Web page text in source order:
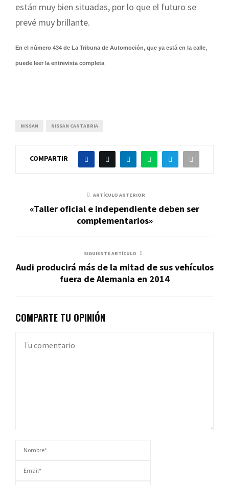
están muy bien situadas, por lo que el futuro se
prevé muy brillante.
En el número 434 de La Tribuna de Automoción, que ya está en la calle,
puede leer la entrevista completa
NISSAN NISSAN CANTABRIA
COMPARTIR
ARTÍCULO ANTERIOR
«Taller oficial e independiente deben ser
complementarios»
SIGUIENTE ARTÍCULO
Audi producirá más de la mitad de sus vehículos
fuera de Alemania en 2014
COMPARTE TU OPINIÓN